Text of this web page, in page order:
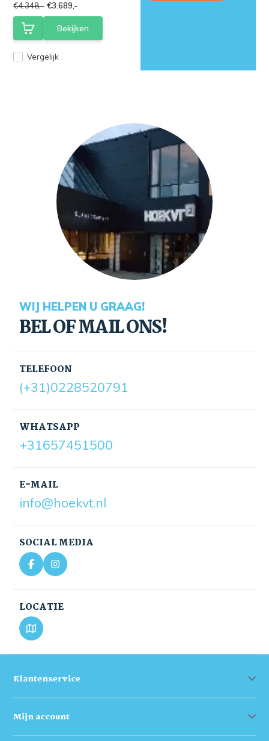
Vergelijk
€4.348,- €3.689,-
Bekijken
WIJ HELPEN U GRAAG!
BEL OF MAIL ONS!
TELEFOON
(+31)0228520791
E-MAIL
info@hoekvt.nl
WHATSAPP
+31657451500
SOCIAL MEDIA
LOCATIE
Klantenservice
Mijn account